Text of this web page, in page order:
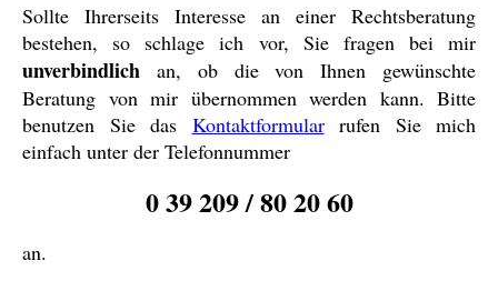
Sollte Ihrerseits Interesse an einer Rechtsberatung
bestehen, so schlage ich vor, Sie fragen bei mir
unverbindlich an, ob die von Ihnen gewünschte
Beratung von mir übernommen werden kann. Bitte
benutzen Sie das Kontaktformular rufen Sie mich
einfach unter der Telefonnummer
0 39 209 / 80 20 60
an.